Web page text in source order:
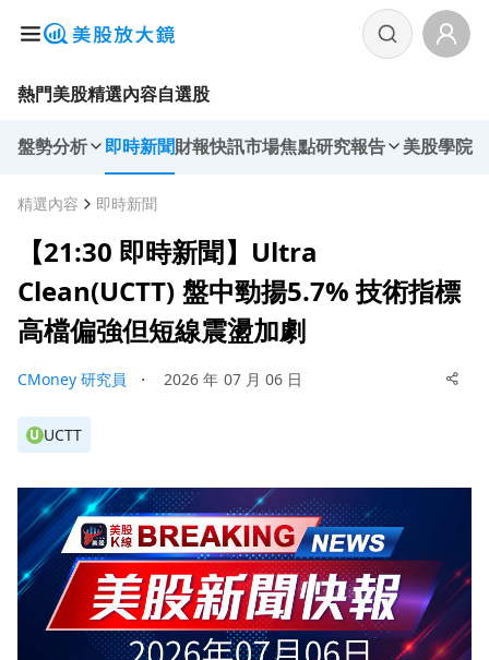
熱門美股精選內容自選股
盤勢分析 即時新聞財報快訊市場焦點研究報告 美股學院
精選內容 即時新聞
【21:30 即時新聞】Ultra
Clean(UCTT) 盤中勁揚5.7% 技術指標
高檔偏強但短線震盪加劇
CMoney 研究員 ・ 2026 年 07 月 06 日
U UCTT